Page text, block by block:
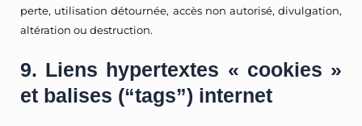
perte, utilisation détournée, accès non autorisé, divulgation,
altération ou destruction.
9. Liens hypertextes « cookies »
et balises (“tags”) internet